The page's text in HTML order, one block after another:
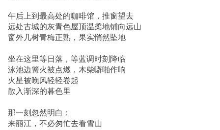
午后上到最高处的咖啡馆，推窗望去
远处古城的灰青色屋顶温柔地铺向远山
窗外几树青梅正熟，果实悄然坠地
坐在这里等日落，等蓝调时刻降临
泳池边篝火被点燃，木柴噼啪作响
火星被晚风轻轻卷起
散入渐深的暮色里
那一刻忽然明白：
来丽江，不必匆忙去看雪山